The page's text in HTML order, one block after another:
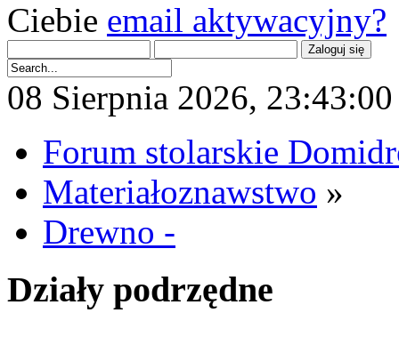
Ciebie email aktywacyjny?
08 Sierpnia 2026,
Forum stolarskie
Materiałoznawstwo »
Drewno -
Działy podrzędne